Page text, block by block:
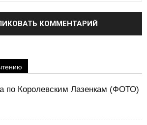
по Королевским Лазенкам (ФОТО)